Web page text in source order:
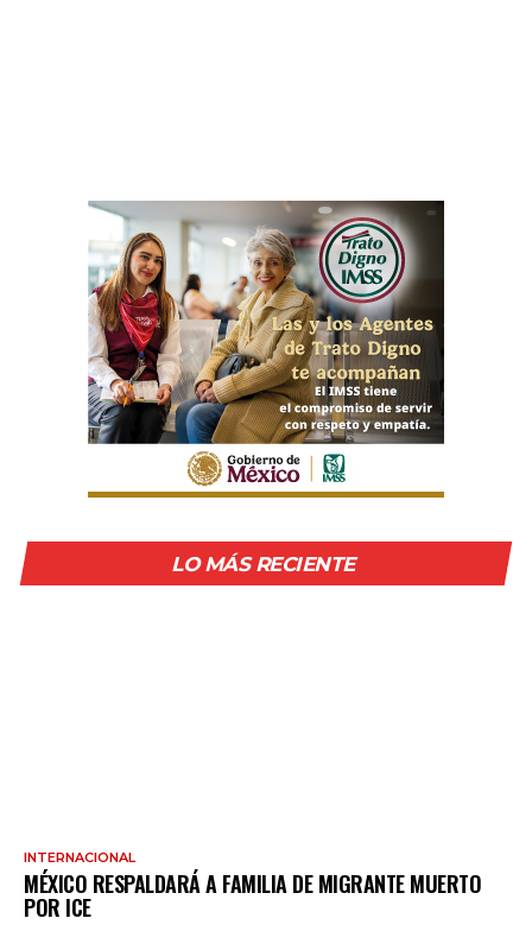
LO MÁS RECIENTE
INTERNACIONAL
MÉXICO RESPALDARÁ A FAMILIA DE MIGRANTE MUERTO
POR ICE